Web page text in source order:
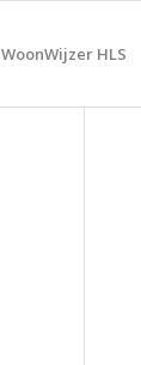
WoonWijzer HLS